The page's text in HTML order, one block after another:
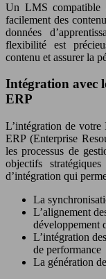
Un LMS compatible
facilement des
données
flexibilité est
contenu et assurer la
Intégration avec
ERP
L’intégration de
ERP (Enterprise
les processus de
objectifs
d’intégration qui
La
L’alignement
développement
L’intégration
de performance
La génération